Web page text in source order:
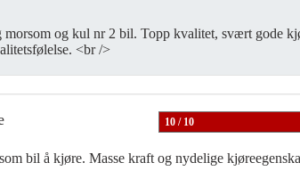
og kul nr 2 bil. Topp kvalitet, svært gode
<br />
10 / 10
bil å kjøre. Masse kraft og nydelige